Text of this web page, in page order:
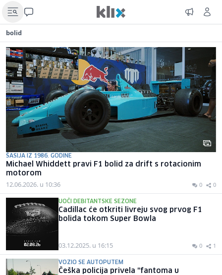
bolid
ŠASIJA IZ 1986. GODINE
Michael Whiddett pravi F1 bolid za drift s rotacionim
motorom
12.06.2026. u 10:36 0 0
UOČI DEBITANTSKE SEZONE
Cadillac će otkriti livreju svog prvog F1
bolida tokom Super Bowla
03.12.2025. u 16:15 0 1
VOZIO SE AUTOPUTEM
Češka policija privela "fantoma u